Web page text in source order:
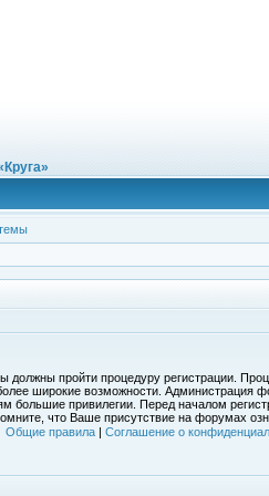
пройти процедуру регистрации.
широкие возможности. Администрация
большие привилегии. Перед началом
что Ваше присутствие на форумах
Общие правила| Соглашение о